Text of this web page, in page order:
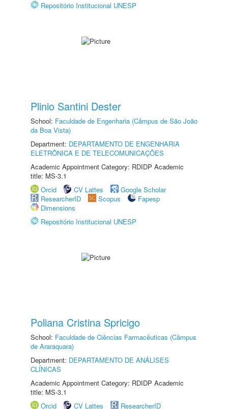
Repositório Institucional UNESP
Plinio Santini Dester
School: Faculdade de Engenharia (Câmpus de São João
da Boa Vista)
Department: DEPARTAMENTO DE ENGENHARIA
ELETRÔNICA E DE TELECOMUNICAÇÕES
Academic Appointment Category: RDIDP Academic
title: MS-3.1
Orcid
CV Lattes
Google Scholar
ResearcherID
Scopus
Fapesp
Dimensions
Repositório Institucional UNESP
Poliana Cristina Spricigo
School: Faculdade de Ciências Farmacêuticas (Câmpus
de Araraquara)
Department: DEPARTAMENTO DE ANÁLISES
CLÍNICAS
Academic Appointment Category: RDIDP Academic
title: MS-3.1
Orcid
CV Lattes ResearcherID